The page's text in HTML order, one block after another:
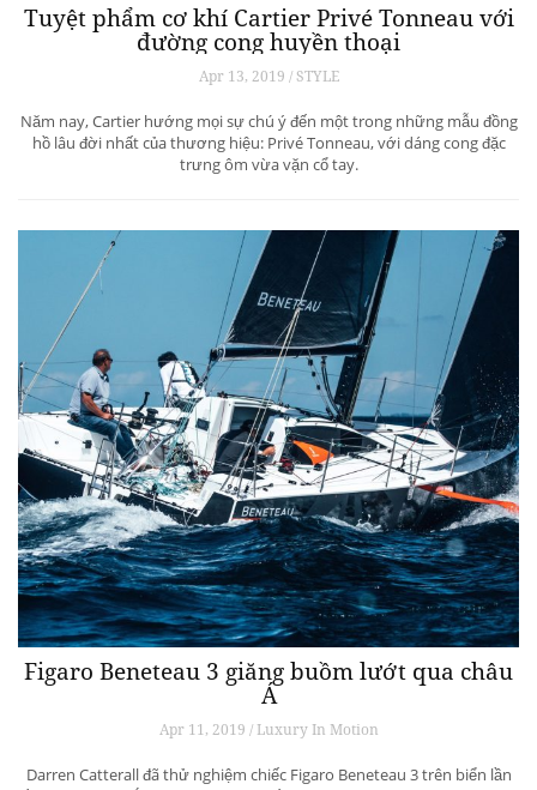
Tuyệt phẩm cơ khí Cartier Privé Tonneau với
đường cong huyền thoại
Apr 13, 2019 / STYLE
Năm nay, Cartier hướng mọi sự chú ý đến một trong những mẫu đồng
hồ lâu đời nhất của thương hiệu: Privé Tonneau, với dáng cong đặc
trưng ôm vừa vặn cổ tay.
Figaro Beneteau 3 giăng buồm lướt qua châu
Á
Apr 11, 2019 / Luxury In Motion
Darren Catterall đã thử nghiệm chiếc Figaro Beneteau 3 trên biển lần